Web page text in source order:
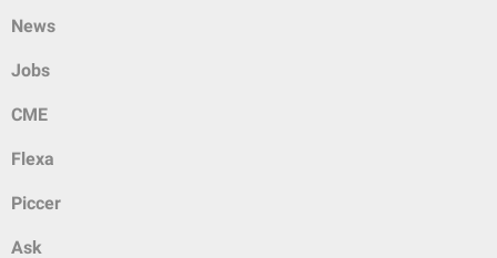
News
Jobs
CME
Flexa
Piccer
Ask